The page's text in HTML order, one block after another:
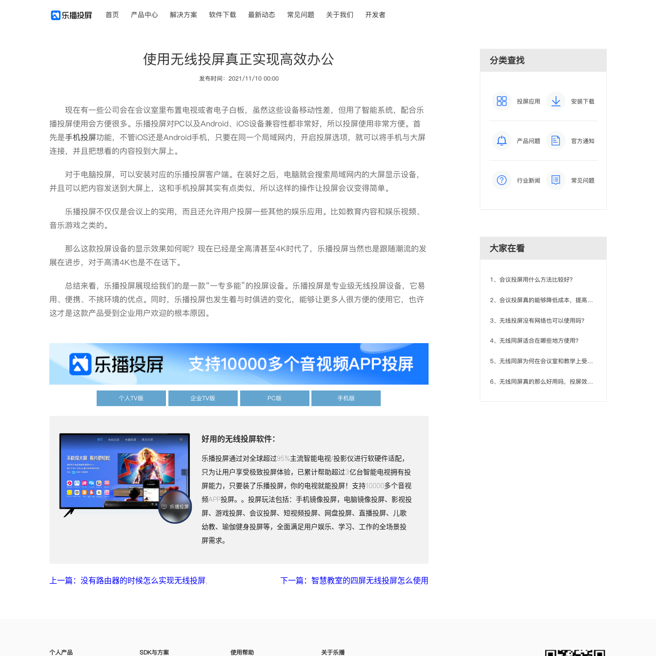
首页 产品中心 解决方案 软件下载 最新动态 常见问题 关于我们 开发者
使用无线投屏真正实现高效办公
发布时间：2021/11/10 00:00
现在有一些公司会在会议室里布置电视或者电子白板，虽然这些设备移动性差，但用了智能系统，配合乐
播投屏使用会方便很多。乐播投屏对PC以及Android、iOS设备兼容性都非常好，所以投屏使用非常方便。首
先是手机投屏功能，不管iOS还是Android手机，只要在同一个局域网内，开启投屏选项，就可以将手机与大屏
连接，并且把想看的内容投到大屏上。
对于电脑投屏，可以安装对应的乐播投屏客户端。在装好之后，电脑就会搜索局域网内的大屏显示设备，
并且可以把内容发送到大屏上，这和手机投屏其实有点类似，所以这样的操作让投屏会议变得简单。
乐播投屏不仅仅是会议上的实用，而且还允许用户投屏一些其他的娱乐应用。比如教育内容和娱乐视频、
音乐游戏之类的。
那么这款投屏设备的显示效果如何呢？现在已经是全高清甚至4K时代了，乐播投屏当然也是跟随潮流的发
展在进步，对于高清4K也是不在话下。
总结来看，乐播投屏展现给我们的是一款“一专多能”的投屏设备。乐播投屏是专业级无线投屏设备，它易
用、便携、不挑环境的优点。同时，乐播投屏也发生着与时俱进的变化，能够让更多人很方便的使用它，也许
这才是这款产品受到企业用户欢迎的根本原因。
个人TV版 企业TV版 PC版 手机版
好用的无线投屏软件：
乐播投屏通过对全球超过95%主流智能电视/投影仪进行软硬件适配，
只为让用户享受极致投屏体验，已累计帮助超过3亿台智能电视拥有投
屏能力，只要装了乐播投屏，你的电视就能投屏！支持10000多个音视
频APP投屏。。投屏玩法包括：手机镜像投屏，电脑镜像投屏、影视投
屏、游戏投屏、会议投屏、短视频投屏、网盘投屏、直播投屏、儿歌
幼教、瑜伽健身投屏等，全面满足用户娱乐、学习、工作的全场景投
屏需求。
上一篇：没有路由器的时候怎么实现无线投屏, 下一篇：智慧教室的四屏无线投屏怎么使用
分类查找
投屏应用 安装下载
产品问题 官方通知
行业新闻 常见问题
大家在看
1、会议投屏用什么方法比较好？
2、会议投屏真的能够降低成本，提高工作效率吗？
3、无线投屏没有网络也可以使用吗？
4、无线同屏适合在哪些地方使用？
5、无线同屏为何在会议室和教学上受欢迎，有什么好处？
6、无线同屏真的那么好用吗，投屏效果怎么样？
个人产品 SDK与方案 使用帮助 关于乐播